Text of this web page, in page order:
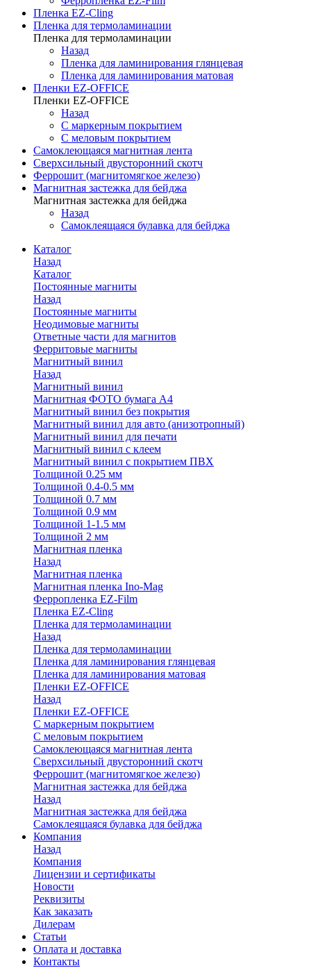
Пленка EZ-Cling
Пленка для термоламинации
Пленка для термоламинации
Назад
Пленка для ламинирования глянцевая
Пленка для ламинирования матовая
Пленки EZ-OFFICE
Пленки EZ-OFFICE
Назад
С маркерным покрытием
С меловым покрытием
Самоклеющаяся магнитная лента
Сверхсильный двусторонний скотч
Феррошит (магнитомягкое железо)
Магнитная застежка для бейджа
Магнитная застежка для бейджа
Назад
Самоклеящаяся булавка для бейджа
Каталог
Назад
Каталог
Постоянные магниты
Назад
Постоянные магниты
Неодимовые магниты
Ответные части для магнитов
Ферритовые магниты
Магнитный винил
Назад
Магнитный винил
Магнитная ФОТО бумага А4
Магнитный винил без покрытия
Магнитный винил для авто (анизотропный)
Магнитный винил для печати
Магнитный винил с клеем
Магнитный винил с покрытием ПВХ
Толщиной 0.25 мм
Толщиной 0.4-0.5 мм
Толщиной 0.7 мм
Толщиной 0.9 мм
Толщиной 1-1.5 мм
Толщиной 2 мм
Магнитная пленка
Назад
Магнитная пленка
Магнитная пленка Ino-Mag
Ферропленка EZ-Film
Пленка EZ-Cling
Пленка для термоламинации
Назад
Пленка для термоламинации
Пленка для ламинирования глянцевая
Пленка для ламинирования матовая
Пленки EZ-OFFICE
Назад
Пленки EZ-OFFICE
С маркерным покрытием
С меловым покрытием
Самоклеющаяся магнитная лента
Сверхсильный двусторонний скотч
Феррошит (магнитомягкое железо)
Магнитная застежка для бейджа
Назад
Магнитная застежка для бейджа
Самоклеящаяся булавка для бейджа
Компания
Назад
Компания
Лицензии и сертификаты
Новости
Реквизиты
Как заказать
Дилерам
Статьи
Оплата и доставка
Контакты